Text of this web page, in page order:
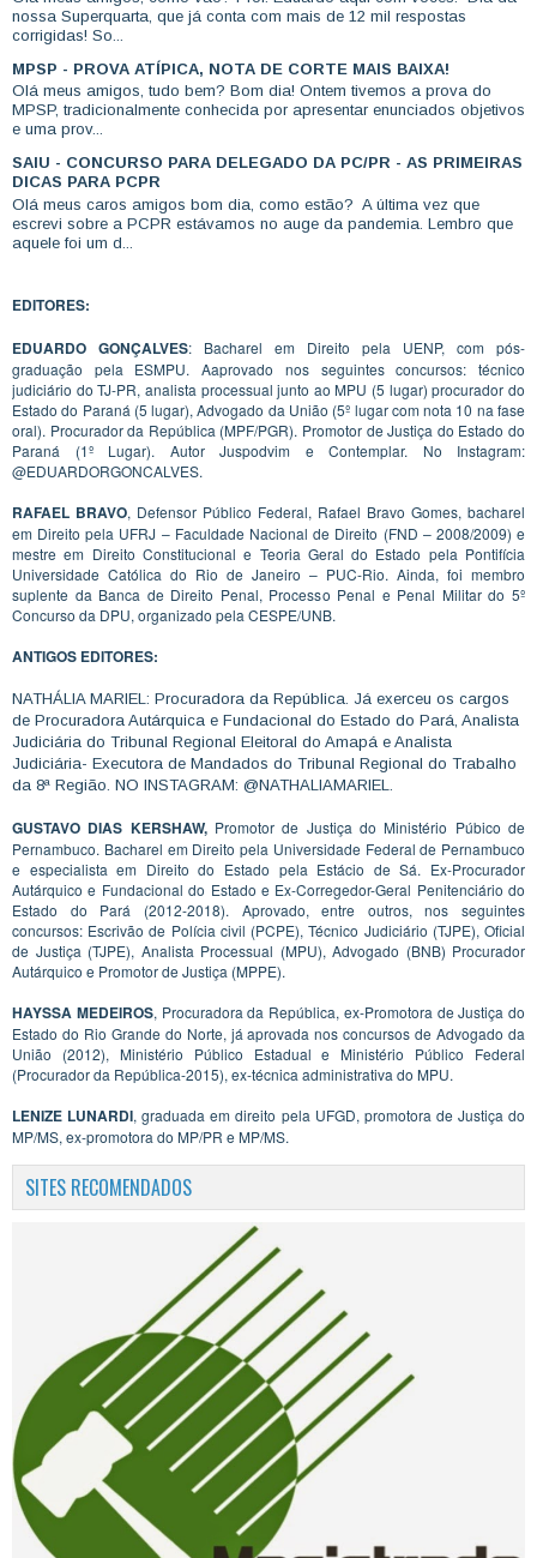
nossa Superquarta, que já conta com mais de 12 mil respostas
corrigidas! So...
MPSP - PROVA ATÍPICA, NOTA DE CORTE MAIS BAIXA!
Olá meus amigos, tudo bem? Bom dia! Ontem tivemos a prova do
MPSP, tradicionalmente conhecida por apresentar enunciados objetivos
e uma prov...
SAIU - CONCURSO PARA DELEGADO DA PC/PR - AS PRIMEIRAS
DICAS PARA PCPR
Olá meus caros amigos bom dia, como estão? A última vez que
escrevi sobre a PCPR estávamos no auge da pandemia. Lembro que
aquele foi um d...
EDITORES:
EDUARDO GONÇALVES: Bacharel em Direito pela UENP, com pós-
graduação pela ESMPU. Aaprovado nos seguintes concursos: técnico
judiciário do TJ-PR, analista processual junto ao MPU (5 lugar) procurador do
Estado do Paraná (5 lugar), Advogado da União (5º lugar com nota 10 na fase
oral). Procurador da República (MPF/PGR). Promotor de Justiça do Estado do
Paraná (1º Lugar). Autor Juspodvim e Contemplar. No Instagram:
@EDUARDORGONCALVES.
RAFAEL BRAVO, Defensor Público Federal, Rafael Bravo Gomes, bacharel
em Direito pela UFRJ – Faculdade Nacional de Direito (FND – 2008/2009) e
mestre em Direito Constitucional e Teoria Geral do Estado pela Pontifícia
Universidade Católica do Rio de Janeiro – PUC-Rio. Ainda, foi membro
suplente da Banca de Direito Penal, Processo Penal e Penal Militar do 5º
Concurso da DPU, organizado pela CESPE/UNB.
ANTIGOS EDITORES:
NATHÁLIA MARIEL: Procuradora da República. Já exerceu os cargos
de Procuradora Autárquica e Fundacional do Estado do Pará, Analista
Judiciária do Tribunal Regional Eleitoral do Amapá e Analista
Judiciária- Executora de Mandados do Tribunal Regional do Trabalho
da 8ª Região. NO INSTAGRAM: @NATHALIAMARIEL.
GUSTAVO DIAS KERSHAW, Promotor de Justiça do Ministério Púbico de
Pernambuco. Bacharel em Direito pela Universidade Federal de Pernambuco
e especialista em Direito do Estado pela Estácio de Sá. Ex-Procurador
Autárquico e Fundacional do Estado e Ex-Corregedor-Geral Penitenciário do
Estado do Pará (2012-2018). Aprovado, entre outros, nos seguintes
concursos: Escrivão de Polícia civil (PCPE), Técnico Judiciário (TJPE), Oficial
de Justiça (TJPE), Analista Processual (MPU), Advogado (BNB) Procurador
Autárquico e Promotor de Justiça (MPPE).
HAYSSA MEDEIROS, Procuradora da República, ex-Promotora de Justiça do
Estado do Rio Grande do Norte, já aprovada nos concursos de Advogado da
União (2012), Ministério Público Estadual e Ministério Público Federal
(Procurador da República-2015), ex-técnica administrativa do MPU.
LENIZE LUNARDI, graduada em direito pela UFGD, promotora de Justiça do
MP/MS, ex-promotora do MP/PR e MP/MS.
SITES RECOMENDADOS